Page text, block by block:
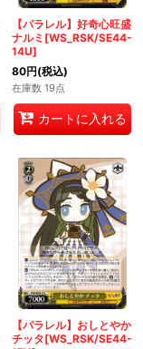
【パラレル】好奇心旺盛
ナルミ[WS_RSK/SE44-
14U]
80円(税込)
在庫数 19点
カートに入れる
【パラレル】おしとやか
チッタ[WS_RSK/SE44-